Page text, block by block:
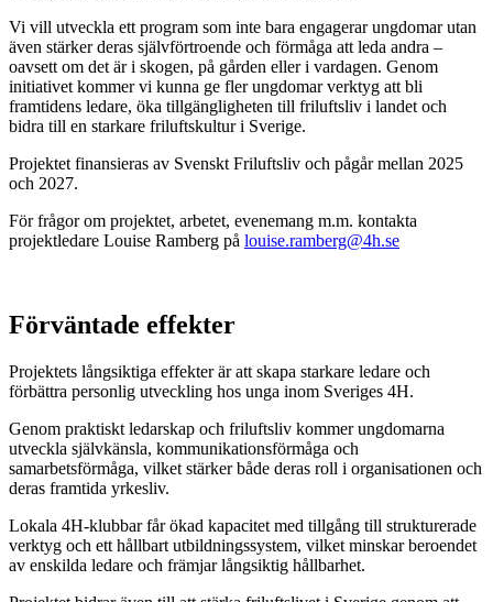
Vi vill utveckla ett program som inte bara engagerar ungdomar utan
även stärker deras självförtroende och förmåga att leda andra –
oavsett om det är i skogen, på gården eller i vardagen. Genom
initiativet kommer vi kunna ge fler ungdomar verktyg att bli
framtidens ledare, öka tillgängligheten till friluftsliv i landet och
bidra till en starkare friluftskultur i Sverige.
Projektet finansieras av Svenskt Friluftsliv och pågår mellan 2025
och 2027.
För frågor om projektet, arbetet, evenemang m.m. kontakta
projektledare Louise Ramberg på louise.ramberg@4h.se
Förväntade effekter
Projektets långsiktiga effekter är att skapa starkare ledare och
förbättra personlig utveckling hos unga inom Sveriges 4H.
Genom praktiskt ledarskap och friluftsliv kommer ungdomarna
utveckla självkänsla, kommunikationsförmåga och
samarbetsförmåga, vilket stärker både deras roll i organisationen och
deras framtida yrkesliv.
Lokala 4H-klubbar får ökad kapacitet med tillgång till strukturerade
verktyg och ett hållbart utbildningssystem, vilket minskar beroendet
av enskilda ledare och främjar långsiktig hållbarhet.